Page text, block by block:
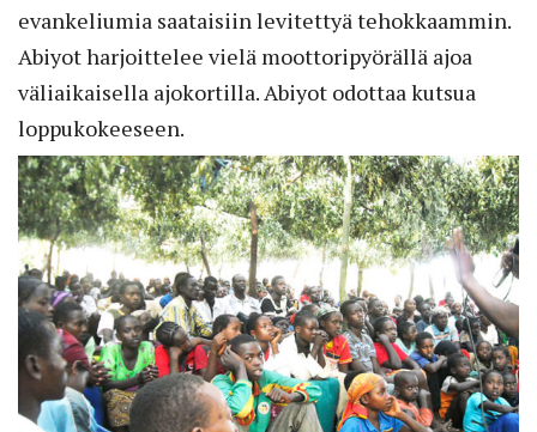
evankeliumia saataisiin levitettyä tehokkaammin.
Abiyot harjoittelee vielä moottoripyörällä ajoa
väliaikaisella ajokortilla. Abiyot odottaa kutsua
loppukokeeseen.